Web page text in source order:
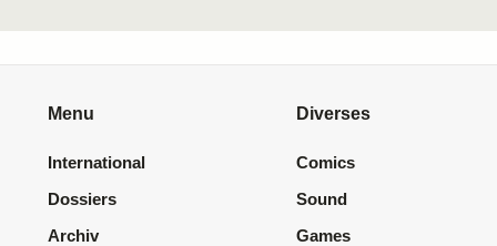
Menu
International
Dossiers
Archiv
Diverses
Comics
Sound
Games